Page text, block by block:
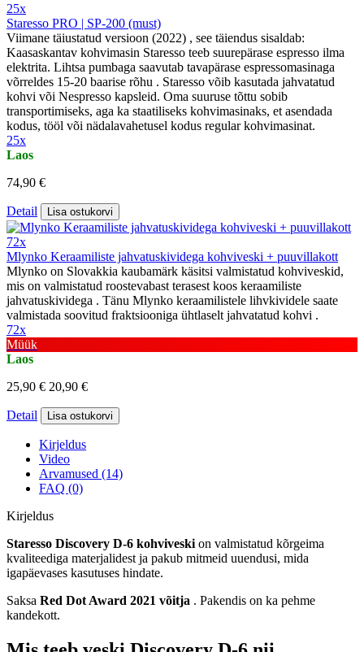
25x
Staresso PRO | SP-200 (must)
Viimane täiustatud versioon (2022) , see täiendus sisaldab:
Kaasaskantav kohvimasin Staresso teeb suurepärase espresso ilma
elektrita. Lihtsa pumbaga saavutab tavapärase espressomasinaga
võrreldes 15-20 baarise rõhu . Staresso võib kasutada jahvatatud
kohvi või Nespresso kapsleid. Oma suuruse tõttu sobib
transportimiseks, aga ka staatiliseks kohvimasinaks, et asendada
kodus, tööl või nädalavahetusel kodus regular kohvimasinat.
25x
Laos
74,90 €
Detail Lisa ostukorvi
72x
Mlynko Keraamiliste jahvatuskividega kohviveski + puuvillakott
Mlynko on Slovakkia kaubamärk käsitsi valmistatud kohviveskid,
mis on valmistatud roostevabast terasest koos keraamiliste
jahvatuskividega . Tänu Mlynko keraamilistele lihvkividele saate
valmistada soovitud fraktsiooniga ühtlaselt jahvatatud kohvi .
72x
Müük
Laos
25,90 € 20,90 €
Detail Lisa ostukorvi
Kirjeldus
Video
Arvamused (14)
FAQ (0)
Kirjeldus
Staresso Discovery D-6 kohviveski on valmistatud kõrgeima
kvaliteediga materjalidest ja pakub mitmeid uuendusi, mida
igapäevases kasutuses hindate.
Saksa Red Dot Award 2021 võitja . Pakendis on ka pehme
kandekott.